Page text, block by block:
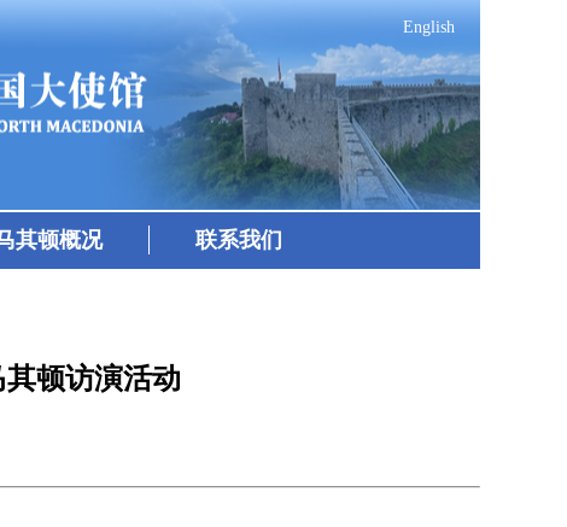
English
其顿概况 联系我们
其顿访演活动